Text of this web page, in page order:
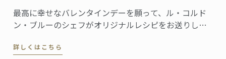
最高に幸せなバレンタインデーを願って、ル・コルド
ン・ブルーのシェフがオリジナルレシピをお送りしま
詳しくはこちら